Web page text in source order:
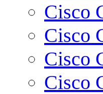
Cisco
Cisco
Cisco
Cisco